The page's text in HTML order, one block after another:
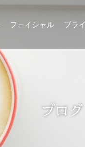
フェイシャル ブラ
ブログ